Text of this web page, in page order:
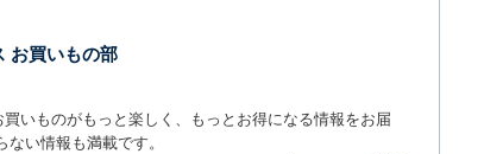
お買いもの部
いものがもっと楽しく、もっとお得になる情報をお届
い情報も満載です。